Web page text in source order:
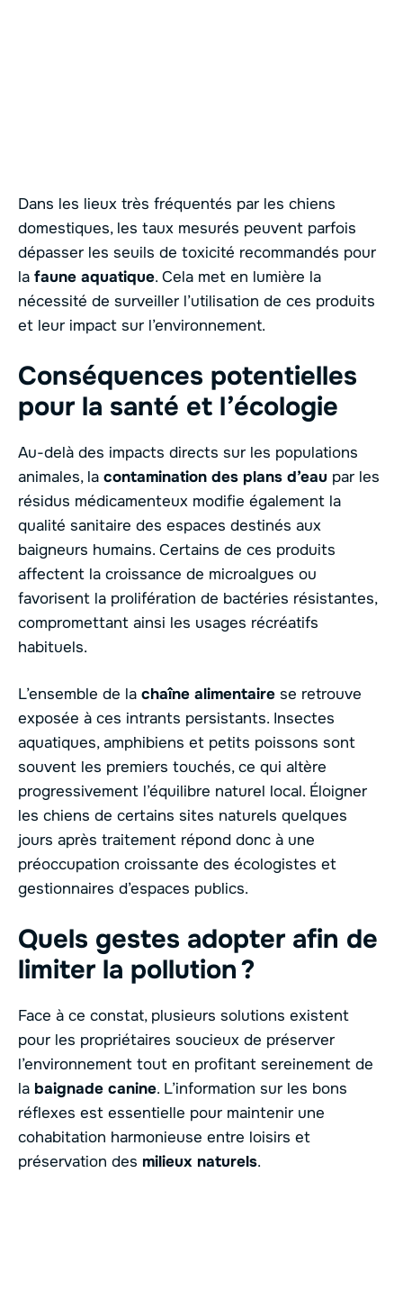
Dans les lieux très fréquentés par les chiens
domestiques, les taux mesurés peuvent parfois
dépasser les seuils de toxicité recommandés pour
la faune aquatique. Cela met en lumière la
nécessité de surveiller l’utilisation de ces produits
et leur impact sur l’environnement.
Conséquences potentielles
pour la santé et l’écologie
Au-delà des impacts directs sur les populations
animales, la contamination des plans d’eau par les
résidus médicamenteux modifie également la
qualité sanitaire des espaces destinés aux
baigneurs humains. Certains de ces produits
affectent la croissance de microalgues ou
favorisent la prolifération de bactéries résistantes,
compromettant ainsi les usages récréatifs
habituels.
L’ensemble de la chaîne alimentaire se retrouve
exposée à ces intrants persistants. Insectes
aquatiques, amphibiens et petits poissons sont
souvent les premiers touchés, ce qui altère
progressivement l’équilibre naturel local. Éloigner
les chiens de certains sites naturels quelques
jours après traitement répond donc à une
préoccupation croissante des écologistes et
gestionnaires d’espaces publics.
Quels gestes adopter afin de
limiter la pollution ?
Face à ce constat, plusieurs solutions existent
pour les propriétaires soucieux de préserver
l’environnement tout en profitant sereinement de
la baignade canine. L’information sur les bons
réflexes est essentielle pour maintenir une
cohabitation harmonieuse entre loisirs et
préservation des milieux naturels.